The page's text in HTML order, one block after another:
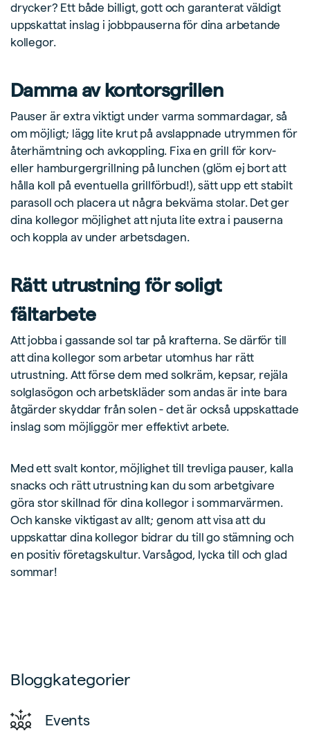
drycker? Ett både billigt, gott och garanterat väldigt
uppskattat inslag i jobbpauserna för dina arbetande
kollegor.
Damma av kontorsgrillen
Pauser är extra viktigt under varma sommardagar, så
om möjligt; lägg lite krut på avslappnade utrymmen för
återhämtning och avkoppling. Fixa en grill för korv-
eller hamburgergrillning på lunchen (glöm ej bort att
hålla koll på eventuella grillförbud!), sätt upp ett stabilt
parasoll och placera ut några bekväma stolar. Det ger
dina kollegor möjlighet att njuta lite extra i pauserna
och koppla av under arbetsdagen.
Rätt utrustning för soligt
fältarbete
Att jobba i gassande sol tar på krafterna. Se därför till
att dina kollegor som arbetar utomhus har rätt
utrustning. Att förse dem med solkräm, kepsar, rejäla
solglasögon och arbetskläder som andas är inte bara
åtgärder skyddar från solen - det är också uppskattade
inslag som möjliggör mer effektivt arbete.
Med ett svalt kontor, möjlighet till trevliga pauser, kalla
snacks och rätt utrustning kan du som arbetgivare
göra stor skillnad för dina kollegor i sommarvärmen.
Och kanske viktigast av allt; genom att visa att du
uppskattar dina kollegor bidrar du till go stämning och
en positiv företagskultur. Varsågod, lycka till och glad
sommar!
Bloggkategorier
Events